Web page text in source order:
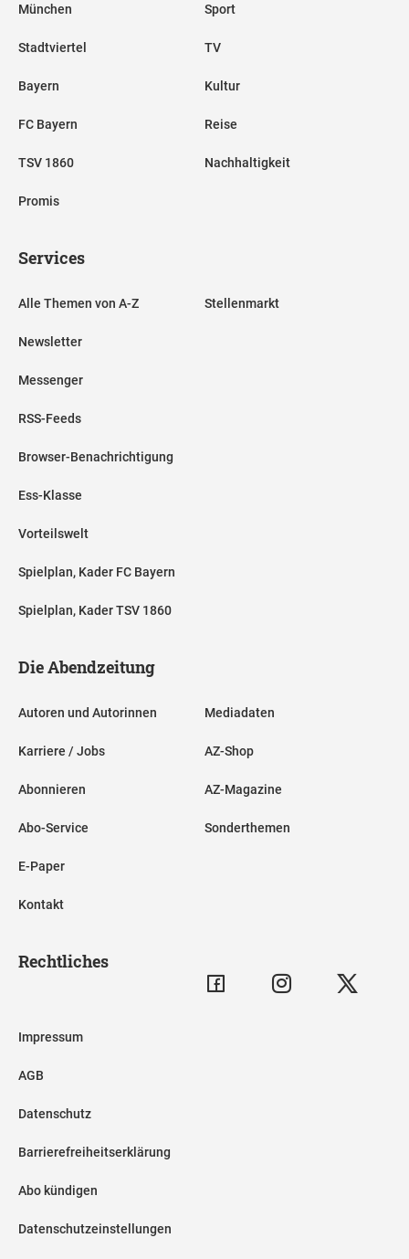
München
Stadtviertel
Bayern
FC Bayern
TSV 1860
Promis
Sport
TV
Kultur
Reise
Nachhaltigkeit
Services
Alle Themen von A-Z
Newsletter
Messenger
RSS-Feeds
Browser-Benachrichtigung
Ess-Klasse
Vorteilswelt
Spielplan, Kader FC Bayern
Spielplan, Kader TSV 1860
Stellenmarkt
Die Abendzeitung
Autoren und Autorinnen
Karriere / Jobs
Abonnieren
Abo-Service
E-Paper
Kontakt
Mediadaten
AZ-Shop
AZ-Magazine
Sonderthemen
Rechtliches
Impressum
AGB
Datenschutz
Barrierefreiheitserklärung
Abo kündigen
Datenschutzeinstellungen